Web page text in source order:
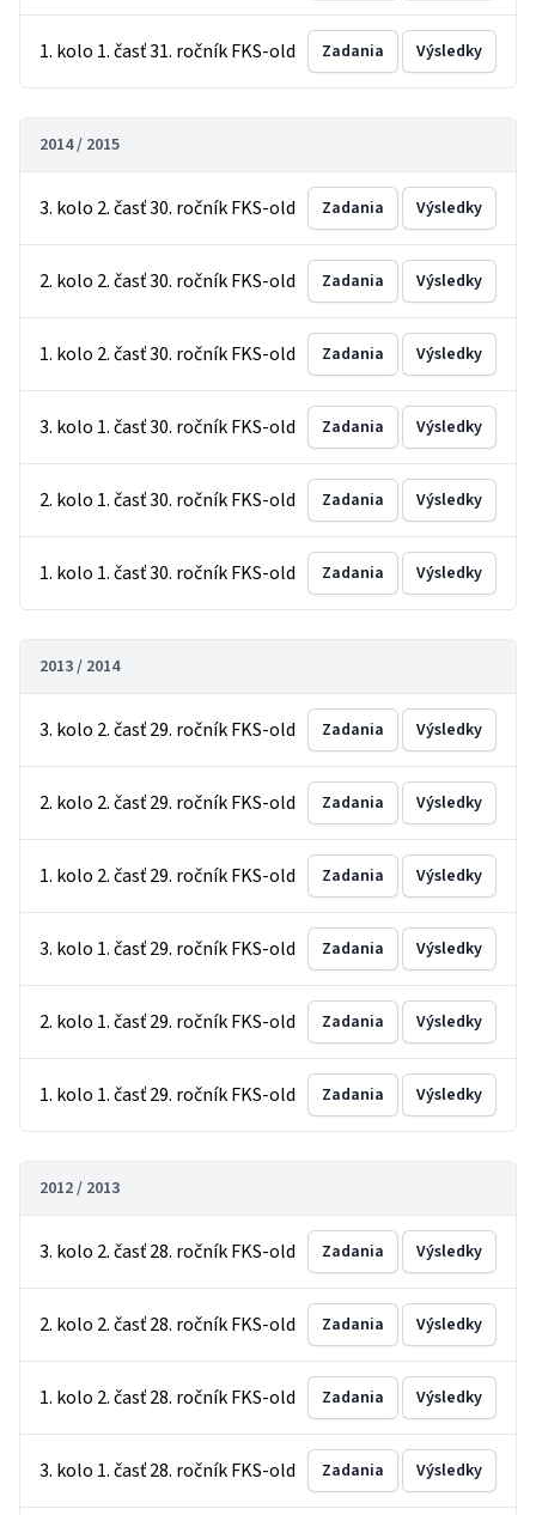
1. kolo 1. časť 31. ročník FKS-old Zadania Výsledky
2014 / 2015
3. kolo 2. časť 30. ročník FKS-old Zadania Výsledky
2. kolo 2. časť 30. ročník FKS-old Zadania Výsledky
1. kolo 2. časť 30. ročník FKS-old Zadania Výsledky
3. kolo 1. časť 30. ročník FKS-old Zadania Výsledky
2. kolo 1. časť 30. ročník FKS-old Zadania Výsledky
1. kolo 1. časť 30. ročník FKS-old Zadania Výsledky
2013 / 2014
3. kolo 2. časť 29. ročník FKS-old Zadania Výsledky
2. kolo 2. časť 29. ročník FKS-old Zadania Výsledky
1. kolo 2. časť 29. ročník FKS-old Zadania Výsledky
3. kolo 1. časť 29. ročník FKS-old Zadania Výsledky
2. kolo 1. časť 29. ročník FKS-old Zadania Výsledky
1. kolo 1. časť 29. ročník FKS-old Zadania Výsledky
2012 / 2013
3. kolo 2. časť 28. ročník FKS-old Zadania Výsledky
2. kolo 2. časť 28. ročník FKS-old Zadania Výsledky
1. kolo 2. časť 28. ročník FKS-old Zadania Výsledky
3. kolo 1. časť 28. ročník FKS-old Zadania Výsledky